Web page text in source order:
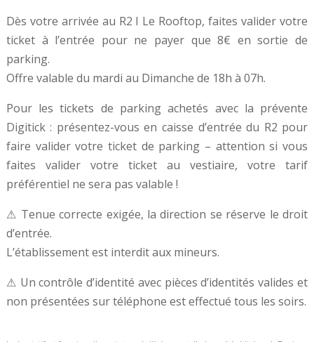
Dès votre arrivée au R2 I Le Rooftop, faites valider votre
ticket à l’entrée pour ne payer que 8€ en sortie de
parking.
Offre valable du mardi au Dimanche de 18h à 07h.
Pour les tickets de parking achetés avec la prévente
Digitick : présentez-vous en caisse d’entrée du R2 pour
faire valider votre ticket de parking – attention si vous
faites valider votre ticket au vestiaire, votre tarif
préférentiel ne sera pas valable !
⚠ Tenue correcte exigée, la direction se réserve le droit
d’entrée.
L’établissement est interdit aux mineurs.
⚠ Un contrôle d’identité avec pièces d’identités valides et
non présentées sur téléphone est effectué tous les soirs.